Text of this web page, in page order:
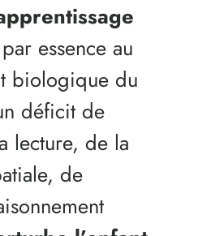
essence au
biologique du
déficit de
lecture, de la
de